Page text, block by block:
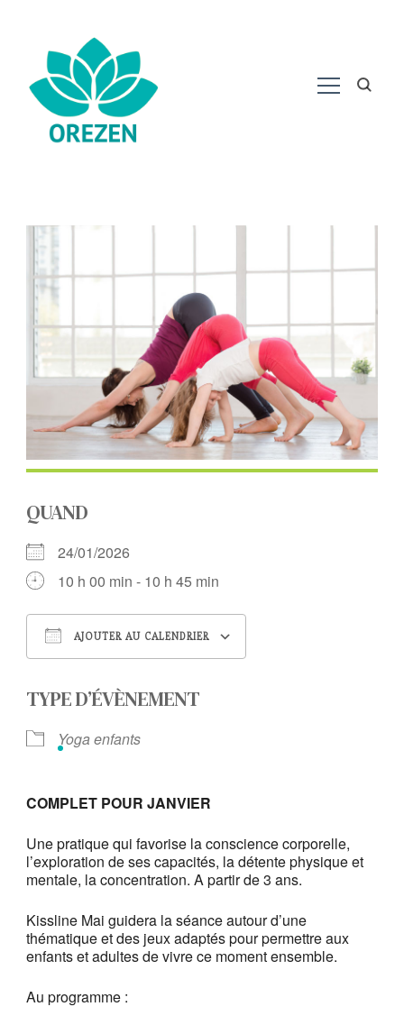
QUAND
24/01/2026
10 h 00 min - 10 h 45 min
AJOUTER AU CALENDRIER
TYPE D’ÉVÈNEMENT
Yoga enfants
COMPLET POUR JANVIER
Une pratique qui favorise la conscience corporelle,
l’exploration de ses capacités, la détente physique et
mentale, la concentration. A partir de 3 ans.
Kissline Mai guidera la séance autour d’une
thématique et des jeux adaptés pour permettre aux
enfants et adultes de vivre ce moment ensemble.
Au programme :